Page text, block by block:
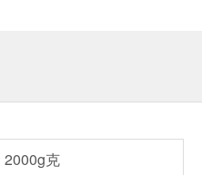
2000g克